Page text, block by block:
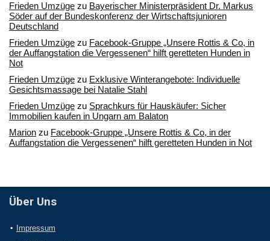
Frieden Umzüge zu Bayerischer Ministerpräsident Dr. Markus
Söder auf der Bundeskonferenz der Wirtschaftsjunioren
Deutschland
Frieden Umzüge zu Facebook-Gruppe „Unsere Rottis & Co, in
der Auffangstation die Vergessenen“ hilft geretteten Hunden in
Not
Frieden Umzüge zu Exklusive Winterangebote: Individuelle
Gesichtsmassage bei Natalie Stahl
Frieden Umzüge zu Sprachkurs für Hauskäufer: Sicher
Immobilien kaufen in Ungarn am Balaton
Marion zu Facebook-Gruppe „Unsere Rottis & Co, in der
Auffangstation die Vergessenen“ hilft geretteten Hunden in Not
Über Uns
Impressum